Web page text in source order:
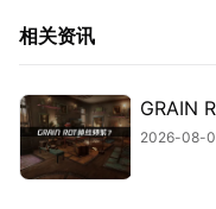
相关资讯
GRAIN
2026-08-